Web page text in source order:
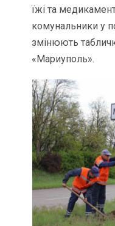
їжі та
комунальники у
змінюють
«Мариуполь».